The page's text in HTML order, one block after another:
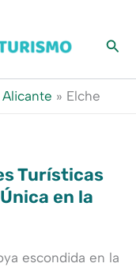
Alicante » Elche
Turísticas
en la
escondida en la